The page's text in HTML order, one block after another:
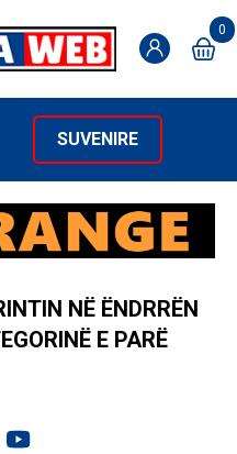
0
SUVENIRE
NË ËNDRRËN
E PARË